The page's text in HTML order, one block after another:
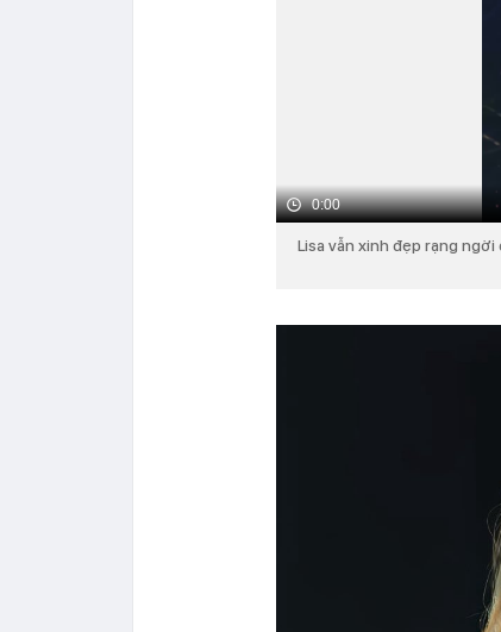
0:00
Lisa vẫn xinh đẹp rạng